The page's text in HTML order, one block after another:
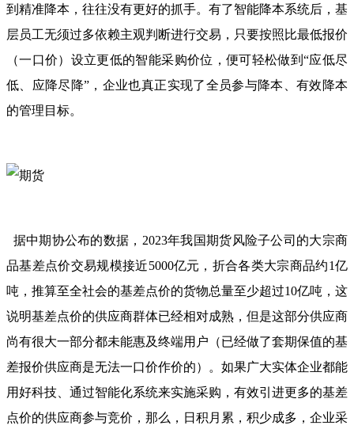
到精准降本，往往没有更好的抓手。有了智能降本系统后，基
层员工无须过多依赖主观判断进行交易，只要按照比最低报价
（一口价）设立更低的智能采购价位，便可轻松做到“应低尽
低、应降尽降”，企业也真正实现了全员参与降本、有效降本
的管理目标。
据中期协公布的数据，2023年我国期货风险子公司的大宗商
品基差点价交易规模接近5000亿元，折合各类大宗商品约1亿
吨，推算至全社会的基差点价的货物总量至少超过10亿吨，这
说明基差点价的供应商群体已经相对成熟，但是这部分供应商
尚有很大一部分都未能惠及终端用户（已经做了套期保值的基
差报价供应商是无法一口价作价的）。如果广大实体企业都能
用好科技、通过智能化系统来实施采购，有效引进更多的基差
点价的供应商参与竞价，那么，日积月累，积少成多，企业采